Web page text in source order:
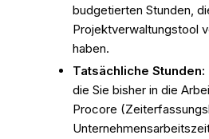
budgetierten Stunden,
Projektverwaltungstool
haben.
Tatsächliche Stunden:
die Sie bisher in die
Procore